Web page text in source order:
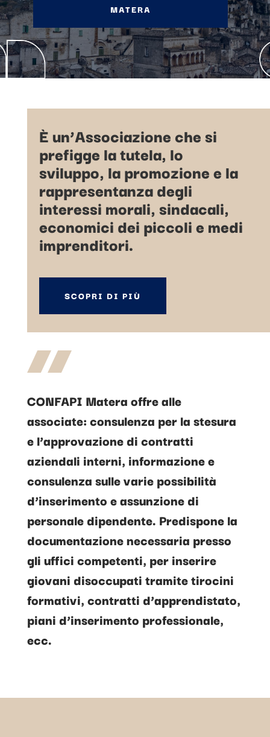
MATERA
È un’Associazione che si
prefigge la tutela, lo
sviluppo, la promozione e la
rappresentanza degli
interessi morali, sindacali,
economici dei piccoli e medi
imprenditori.
SCOPRI DI PIÙ
CONFAPI Matera offre alle
associate: consulenza per la stesura
e l’approvazione di contratti
aziendali interni, informazione e
consulenza sulle varie possibilità
d’inserimento e assunzione di
personale dipendente. Predispone la
documentazione necessaria presso
gli uffici competenti, per inserire
giovani disoccupati tramite tirocini
formativi, contratti d’apprendistato,
piani d’inserimento professionale,
ecc.